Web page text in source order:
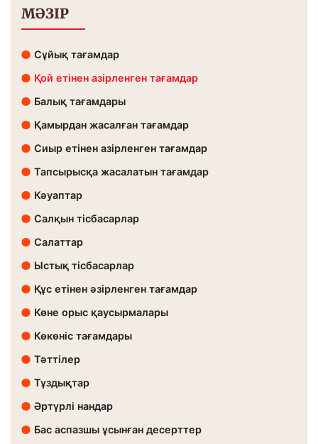
МӘЗІР
Сұйық тағамдар
Қой етінен азірленген тағамдар
Балық тағамдары
Қамырдан жасалған тағамдар
Сиыр етінен азірленген тағамдар
Тапсырысқа жасалатын тағамдар
Кәуаптар
Салқын тісбасарлар
Салаттар
Ыстық тісбасарлар
Құс етінен әзірленген тағамдар
Көне орыс қаусырмалары
Көкөніс тағамдары
Тәттілер
Тұздықтар
Әртүрлі нандар
Бас аспазшы ұсынған десерттер